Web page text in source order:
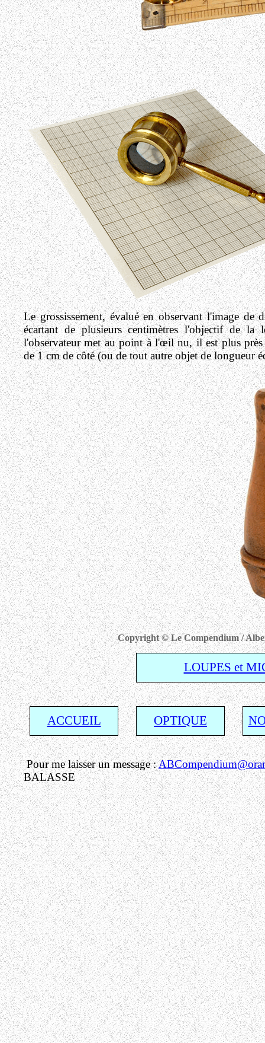
Le grossissement, évalué en observant l'image
écartant de plusieurs centimètres l'objectif de
l'observateur met au point à l'œil nu, il est plus
de 1 cm de côté (ou de tout autre objet de longueur
Copyright © Le Compendium /
LOUPES et
ACCUEIL OPTIQUE
Pour me laisser un message :
BALASSE